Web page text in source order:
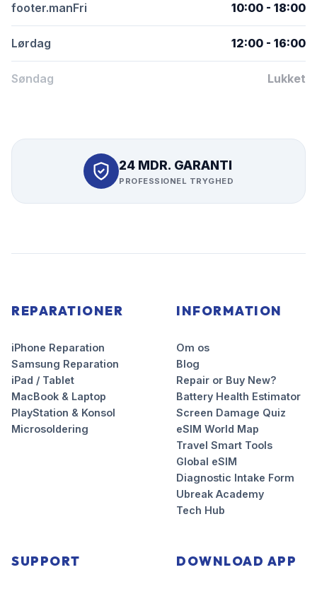
footer.manFri 10:00 - 18:00
Lørdag 12:00 - 16:00
Søndag Lukket
24 MDR. GARANTI
PROFESSIONEL TRYGHED
REPARATIONER
iPhone Reparation
Samsung Reparation
iPad / Tablet
MacBook & Laptop
PlayStation & Konsol
Microsoldering
INFORMATION
Om os
Blog
Repair or Buy New?
Battery Health Estimator
Screen Damage Quiz
eSIM World Map
Travel Smart Tools
Global eSIM
Diagnostic Intake Form
Ubreak Academy
Tech Hub
SUPPORT DOWNLOAD APP